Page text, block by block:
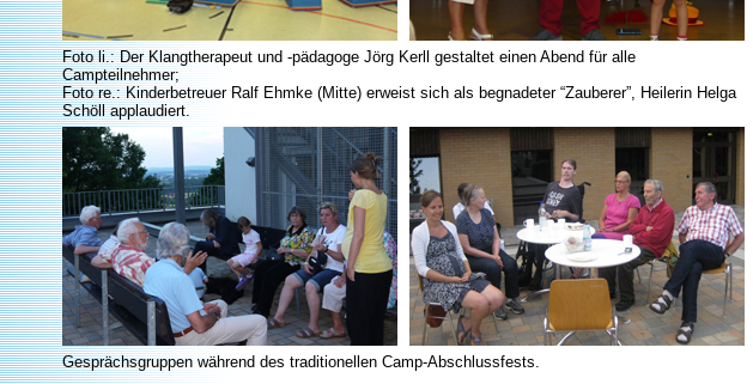
Foto li.: Der Klangtherapeut und -pädagoge Jörg Kerll gestaltet einen Abend für alle
Campteilnehmer;
Foto re.: Kinderbetreuer Ralf Ehmke (Mitte) erweist sich als begnadeter “Zauberer”, Heilerin Helga
Schöll applaudiert.
Gesprächsgruppen während des traditionellen Camp-Abschlussfests.